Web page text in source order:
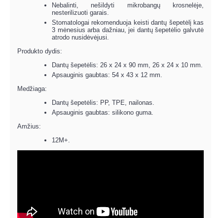
Nebalinti, nešildyti mikrobangų krosnelėje,
nesterilizuoti garais.
Stomatologai rekomenduoja keisti dantų šepetėlį kas
3 mėnesius arba dažniau, jei dantų šepetėlio galvutė
atrodo nusidėvėjusi.
Produkto dydis:
Dantų šepetėlis: 26 x 24 x 90 mm, 26 x 24 x 10 mm.
Apsauginis gaubtas: 54 x 43 x 12 mm.
Medžiaga:
Dantų šepetėlis: PP, TPE, nailonas.
Apsauginis gaubtas: silikono guma.
Amžius:
12M+.